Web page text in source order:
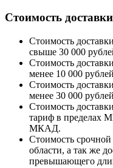
Стоимость доставки
Стоимость
свыше 30 000
Стоимость
менее 10 000
Стоимость
менее 30 000
Стоимость
тариф в пределах
МКАД.
Стоимость
области, а так же
превышающего